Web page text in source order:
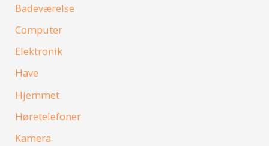
Badeværelse
Computer
Elektronik
Have
Hjemmet
Høretelefoner
Kamera